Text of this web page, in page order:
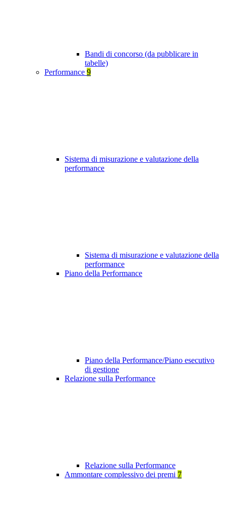
Bandi di concorso (da pubblicare in
tabelle)
Performance 9
Sistema di misurazione e valutazione della
performance
Sistema di misurazione e valutazione della
performance
Piano della Performance
Piano della Performance/Piano esecutivo
di gestione
Relazione sulla Performance
Relazione sulla Performance
Ammontare complessivo dei premi 7